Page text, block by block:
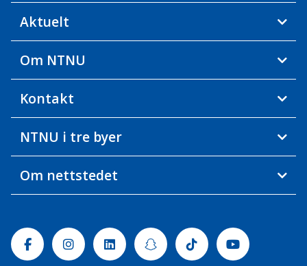
Aktuelt
Om NTNU
Kontakt
NTNU i tre byer
Om nettstedet
FacebookInstagramLinkedinSnapchatTiktok Youtube